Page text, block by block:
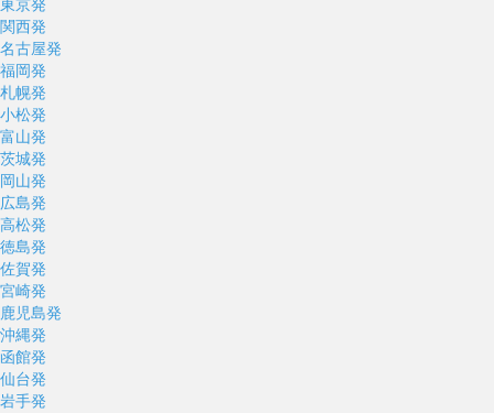
関西発
名古屋発
福岡発
札幌発
小松発
富山発
茨城発
岡山発
広島発
高松発
徳島発
佐賀発
宮崎発
鹿児島発
沖縄発
函館発
仙台発
岩手発